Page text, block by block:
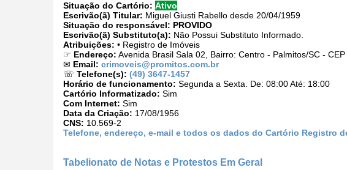
Situação do Cartório: Ativo
Escrivão(ã) Titular: Miguel Giusti Rabello desde 20/04/1959
Situação do responsável: PROVIDO
Escrivão(ã) Substituto(a): Não Possui Substituto Informado.
Atribuições: • Registro de Imóveis
☞ Endereço: Avenida Brasil Sala 02, Bairro: Centro - Palmitos/SC -
✉ Email: crimoveis@promitos.com.br
☏ Telefone(s): (49) 3647-1457
Horário de funcionamento: Segunda a Sexta. De: 08:00 Até: 18:00
Cartório Informatizado: Sim
Com Internet: Sim
Data da Criação: 17/08/1956
CNS: 10.569-2
Telefone, endereço, e-mail e todos os dados do Cartório Registro
Tabelionato de Notas e Protestos Em Geral